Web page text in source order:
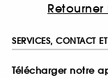
SERVICES, CONTACT
Télécharger notre